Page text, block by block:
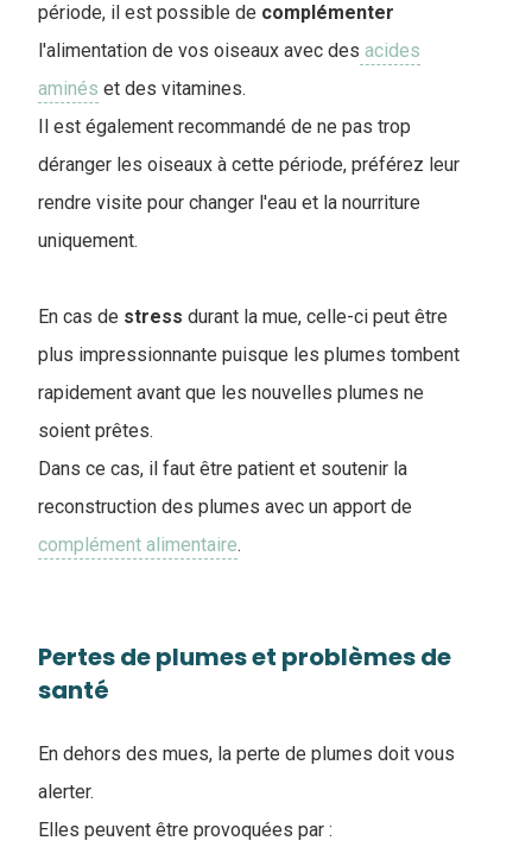
période, il est possible de complémenter
l'alimentation de vos oiseaux avec des acides
aminés et des vitamines.
Il est également recommandé de ne pas trop
déranger les oiseaux à cette période, préférez leur
rendre visite pour changer l'eau et la nourriture
uniquement.
En cas de stress durant la mue, celle-ci peut être
plus impressionnante puisque les plumes tombent
rapidement avant que les nouvelles plumes ne
soient prêtes.
Dans ce cas, il faut être patient et soutenir la
reconstruction des plumes avec un apport de
complément alimentaire.
Pertes de plumes et problèmes de
santé
En dehors des mues, la perte de plumes doit vous
alerter.
Elles peuvent être provoquées par :